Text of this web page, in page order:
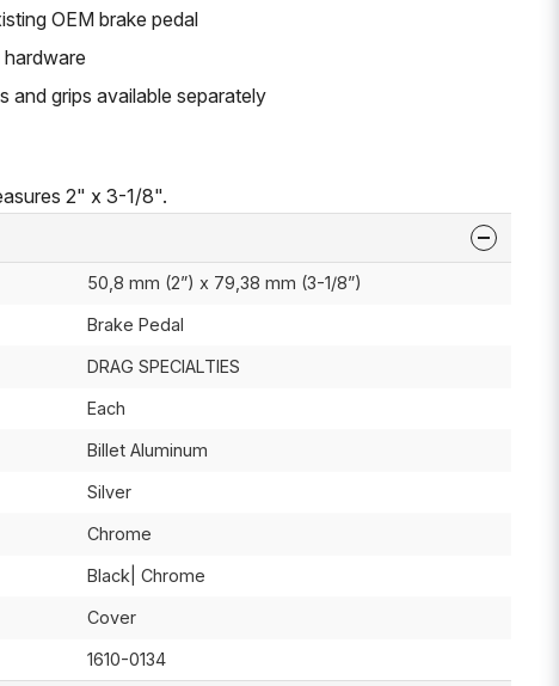
OEM brake pedal
and grips available separately
2" x 3-1/8".
50,8 mm (2”) x 79,38 mm (3-1/8”)
Brake Pedal
DRAG SPECIALTIES
Each
Billet Aluminum
Silver
Chrome
Black| Chrome
Cover
1610-0134